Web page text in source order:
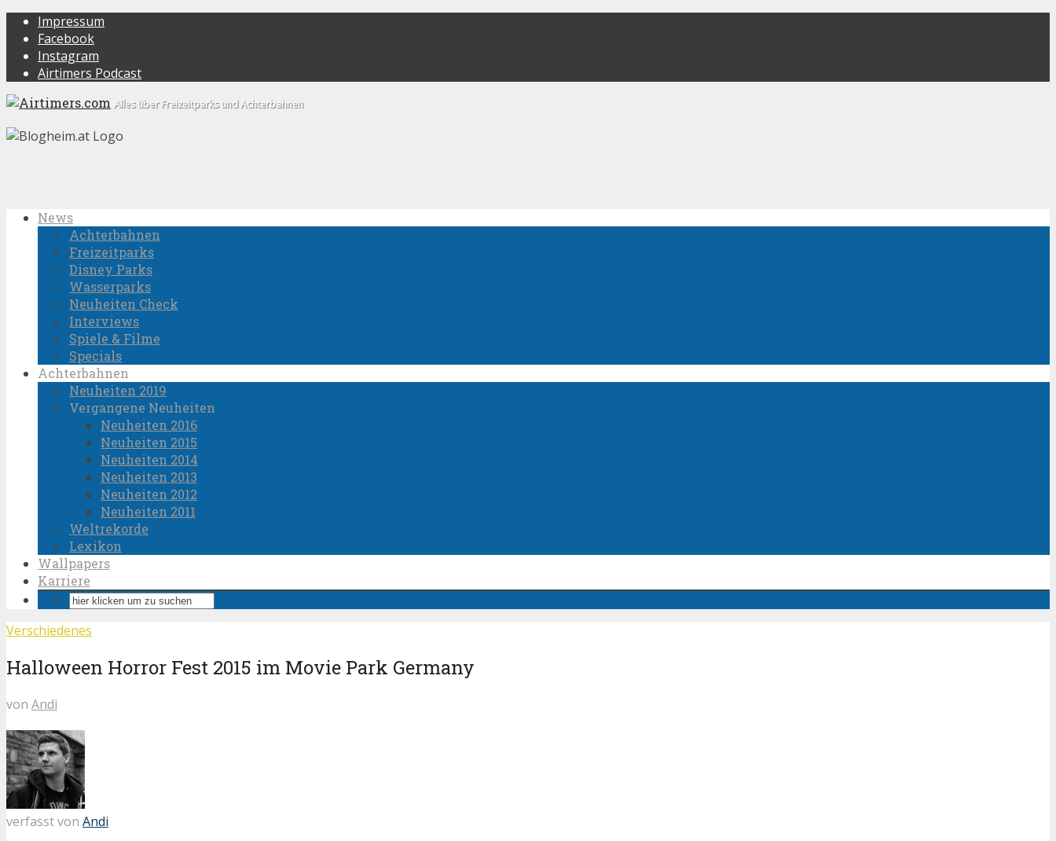
Impressum
Facebook
Instagram
Airtimers Podcast
Alles über Freizeitparks und Achterbahnen
News
Achterbahnen
Freizeitparks
Disney Parks
Wasserparks
Neuheiten Check
Interviews
Spiele & Filme
Specials
Achterbahnen
Neuheiten 2019
Vergangene Neuheiten
Neuheiten 2016
Neuheiten 2015
Neuheiten 2014
Neuheiten 2013
Neuheiten 2012
Neuheiten 2011
Weltrekorde
Lexikon
Wallpapers
Karriere
Verschiedenes
Halloween Horror Fest 2015 im Movie Park Germany
von Andi
verfasst von Andi